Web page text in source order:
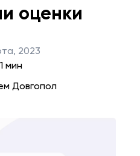
оценки
2023
1 мин
Довгопол